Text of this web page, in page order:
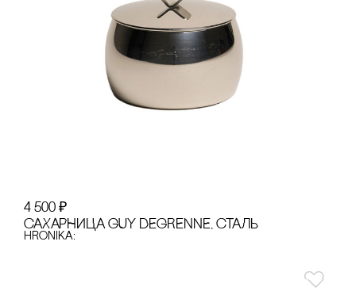
4 500 ₽
сАХАРНИЦА GUY DEGRENNE, сТАЛЬ
hronika: